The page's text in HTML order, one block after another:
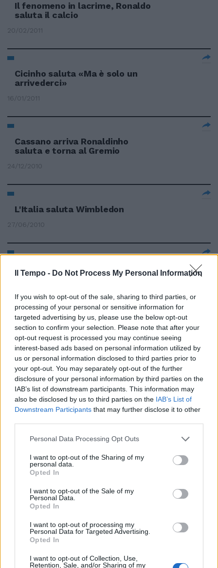
Il Tempo - Do Not Process My Personal Information
If you wish to opt-out of the sale, sharing to third parties, or
processing of your personal or sensitive information for
targeted advertising by us, please use the below opt-out
section to confirm your selection. Please note that after your
opt-out request is processed you may continue seeing
interest-based ads based on personal information utilized by
us or personal information disclosed to third parties prior to
your opt-out. You may separately opt-out of the further
disclosure of your personal information by third parties on the
IAB’s list of downstream participants. This information may
also be disclosed by us to third parties on the IAB’s List of
Downstream Participants that may further disclose it to other
Personal Data Processing Opt Outs
I want to opt-out of the Sharing of my
personal data.
Opted In
I want to opt-out of the Sale of my
Personal Data.
Opted In
I want to opt-out of processing my
Personal Data for Targeted Advertising.
Opted In
I want to opt-out of Collection, Use,
Retention, Sale, and/or Sharing of my
Il fenomeno in lacrime, Ronaldo
saluta il calcio
20/02/2011
Cicinho saluta «Ma è solo un
arrivederci»
16/01/2011
Cassano arriva Ronaldinho
saluta e torna al Gremio
24/12/2010
L'Italia saluta Wimbledon
27/06/2010
Francia adieu
Valentino sta bene
13/06/2010
Maria Marconi saluta i campioni
del futuro della Lazio nuoto
13/06/2010
Prandelli saluta Firenze
06/06/2010
Pennetta saluta il Roland Garros
31/05/2010